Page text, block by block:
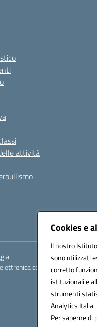
Cookies e
Il nostro
sono utilizzati
corretto
istituzionali e
strumenti
Analytics Italia.
Per saperne di
attività
certificata (PEC):